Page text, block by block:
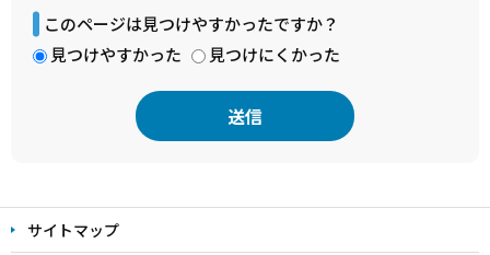
このページは見つけやすかったですか？
見つけやすかった
見つけにくかった
文
こ サイトマップ